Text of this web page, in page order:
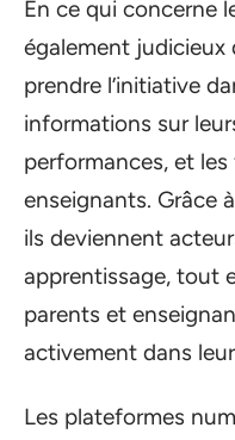
En ce qui concerne
également judicieux
prendre l’initiative
informations sur
performances, et
enseignants. Grâce
ils deviennent
apprentissage, tout
parents et
activement dans
Les plateformes